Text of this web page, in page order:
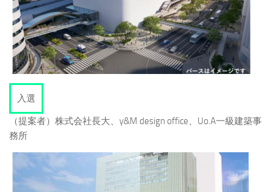
入選
（提案者）株式会社長大、y&M design office、Uo.A一級建築事
務所